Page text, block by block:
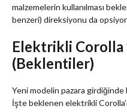
malzemelerin kullanılması
benzeri) direksiyonu da
Elektrikli Corolla
(Beklentiler)
Yeni modelin pazara girdiğinde
İşte beklenen elektrikli